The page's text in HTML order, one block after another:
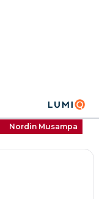
Nordin Musampa